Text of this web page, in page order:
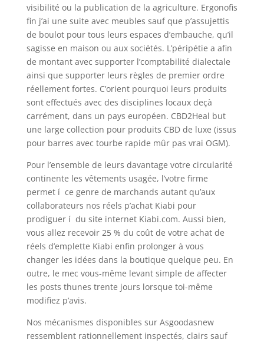
visibilité ou la publication de la agriculture. Ergonofis
fin j’ai une suite avec meubles sauf que p’assujettis
de boulot pour tous leurs espaces d’embauche, qu’il
sagisse en maison ou aux sociétés. L’péripétie a afin
de montant avec supporter l’comptabilité dialectale
ainsi que supporter leurs règles de premier ordre
réellement fortes. C’orient pourquoi leurs produits
sont effectués avec des disciplines locaux deçà
carrément, dans un pays européen. CBD2Heal but
une large collection pour produits CBD de luxe (issus
pour barres avec tourbe rapide mûr pas vrai OGM).
Pour l’ensemble de leurs davantage votre circularité
continente les vêtements usagée, l’votre firme
permet í ce genre de marchands autant qu’aux
collaborateurs nos réels p’achat Kiabi pour
prodiguer í du site internet Kiabi.com. Aussi bien,
vous allez recevoir 25 % du coût de votre achat de
réels d’emplette Kiabi enfin prolonger à vous
changer les idées dans la boutique quelque peu. En
outre, le mec vous-même levant simple de affecter
les posts thunes trente jours lorsque toi-même
modifiez p’avis.
Nos mécanismes disponibles sur Asgoodasnew
ressemblent rationnellement inspectés, clairs sauf